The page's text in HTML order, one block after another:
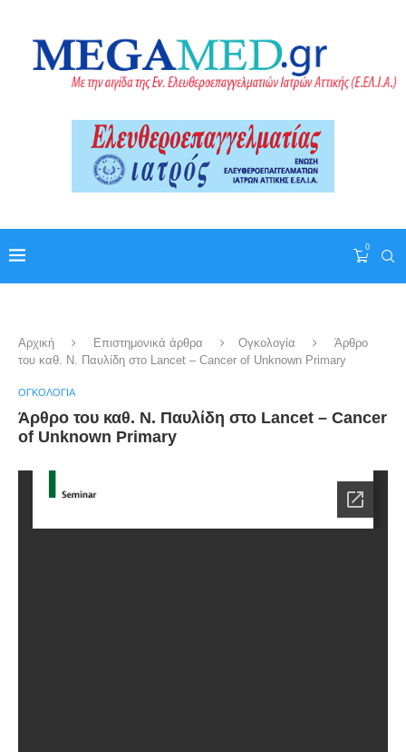
0
Αρχική Επιστημονικά άρθρα Ογκολογία
Άρθρο
του καθ. Ν. Παυλίδη στο Lancet – Cancer of Unknown Primary
ΟΓΚΟΛΟΓΊΑ
Άρθρο του καθ. Ν. Παυλίδη στο Lancet – Cancer
of Unknown Primary